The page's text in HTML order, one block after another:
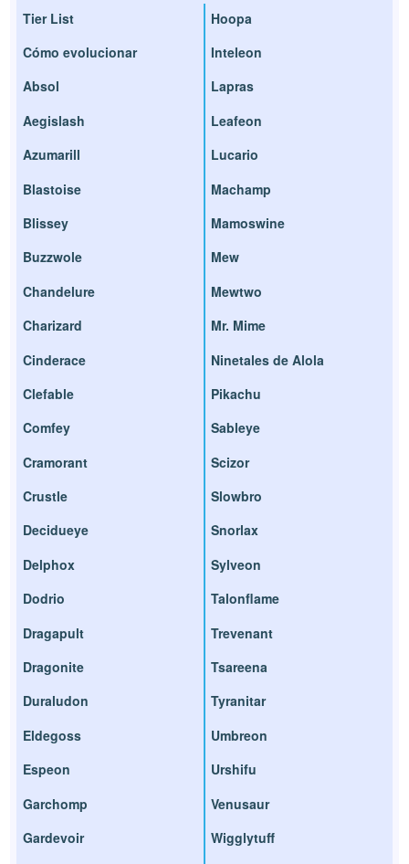
Tier List
Cómo evolucionar
Absol
Aegislash
Azumarill
Blastoise
Blissey
Buzzwole
Chandelure
Charizard
Cinderace
Clefable
Comfey
Cramorant
Crustle
Decidueye
Delphox
Dodrio
Dragapult
Dragonite
Duraludon
Eldegoss
Espeon
Garchomp
Gardevoir
Hoopa
Inteleon
Lapras
Leafeon
Lucario
Machamp
Mamoswine
Mew
Mewtwo
Mr. Mime
Ninetales de Alola
Pikachu
Sableye
Scizor
Slowbro
Snorlax
Sylveon
Talonflame
Trevenant
Tsareena
Tyranitar
Umbreon
Urshifu
Venusaur
Wigglytuff